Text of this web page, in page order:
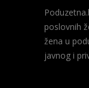
poslovnih
žena u
javnog i